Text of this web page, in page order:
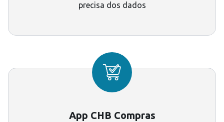
precisa dos dados
App CHB Compras